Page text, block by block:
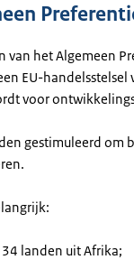
het Algemeen
EU-
voor
gestimuleerd om
landen uit Afrika;